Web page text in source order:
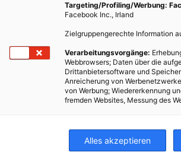
an die
leider oft
nicht fertig
genommen
Welt gewohnt sind
TEILEN
Targeting/Profiling/Werbung:
Facebook Inc., Irland
Zielgruppengerechte Information
Verarbeitungsvorgänge:
Webbrowsers; Daten über die
Drittanbietersoftware und
Anreicherung von
von Werbung; Wiedererkennung
fremden Websites, Messung des
Alles akzeptieren